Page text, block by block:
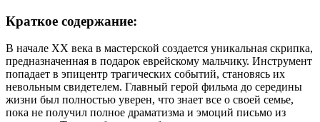
Краткое содержание:
В начале XX века в мастерской создается уникальная скрипка,
предназначенная в подарок еврейскому мальчику. Инструмент
попадает в эпицентр трагических событий, становясь их
невольным свидетелем. Главный герой фильма до середины
жизни был полностью уверен, что знает все о своей семье,
пока не получил полное драматизма и эмоций письмо из